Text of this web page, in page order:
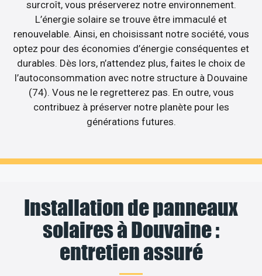
surcroît, vous préserverez notre environnement.
L’énergie solaire se trouve être immaculé et
renouvelable. Ainsi, en choisissant notre société, vous
optez pour des économies d’énergie conséquentes et
durables. Dès lors, n’attendez plus, faites le choix de
l’autoconsommation avec notre structure à Douvaine
(74). Vous ne le regretterez pas. En outre, vous
contribuez à préserver notre planète pour les
générations futures.
Installation de panneaux
solaires à Douvaine :
entretien assuré